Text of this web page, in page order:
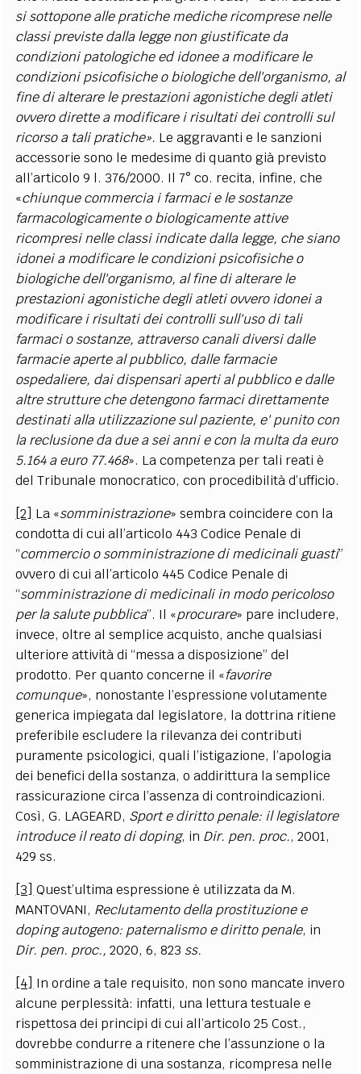
si sottopone alle pratiche mediche ricomprese nelle
classi previste dalla legge non giustificate da
condizioni patologiche ed idonee a modificare le
condizioni psicofisiche o biologiche dell'organismo, al
fine di alterare le prestazioni agonistiche degli atleti
ovvero dirette a modificare i risultati dei controlli sul
ricorso a tali pratiche». Le aggravanti e le sanzioni
accessorie sono le medesime di quanto già previsto
all’articolo 9 l. 376/2000. Il 7° co. recita, infine, che
«chiunque commercia i farmaci e le sostanze
farmacologicamente o biologicamente attive
ricompresi nelle classi indicate dalla legge, che siano
idonei a modificare le condizioni psicofisiche o
biologiche dell'organismo, al fine di alterare le
prestazioni agonistiche degli atleti ovvero idonei a
modificare i risultati dei controlli sull'uso di tali
farmaci o sostanze, attraverso canali diversi dalle
farmacie aperte al pubblico, dalle farmacie
ospedaliere, dai dispensari aperti al pubblico e dalle
altre strutture che detengono farmaci direttamente
destinati alla utilizzazione sul paziente, e' punito con
la reclusione da due a sei anni e con la multa da euro
5.164 a euro 77.468». La competenza per tali reati è
del Tribunale monocratico, con procedibilità d’ufficio.
[2] La «somministrazione» sembra coincidere con la
condotta di cui all’articolo 443 Codice Penale di
“commercio o somministrazione di medicinali guasti”
ovvero di cui all’articolo 445 Codice Penale di
“somministrazione di medicinali in modo pericoloso
per la salute pubblica”. Il «procurare» pare includere,
invece, oltre al semplice acquisto, anche qualsiasi
ulteriore attività di “messa a disposizione” del
prodotto. Per quanto concerne il «favorire
comunque», nonostante l’espressione volutamente
generica impiegata dal legislatore, la dottrina ritiene
preferibile escludere la rilevanza dei contributi
puramente psicologici, quali l’istigazione, l’apologia
dei benefici della sostanza, o addirittura la semplice
rassicurazione circa l’assenza di controindicazioni.
Così, G. LAGEARD, Sport e diritto penale: il legislatore
introduce il reato di doping, in Dir. pen. proc., 2001,
429 ss.
[3] Quest’ultima espressione è utilizzata da M.
MANTOVANI, Reclutamento della prostituzione e
doping autogeno: paternalismo e diritto penale, in
Dir. pen. proc.,2020, 6, 823 ss.
[4] In ordine a tale requisito, non sono mancate invero
alcune perplessità: infatti, una lettura testuale e
rispettosa dei principi di cui all’articolo 25 Cost.,
dovrebbe condurre a ritenere che l’assunzione o la
somministrazione di una sostanza, ricompresa nelle